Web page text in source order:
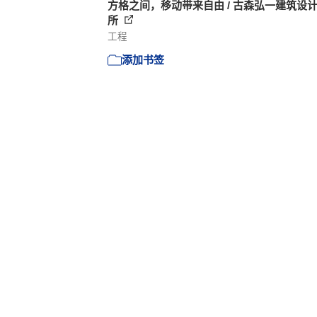
方格之间，移动带来自由 / 古森弘一建筑设
所
工程
添加书签